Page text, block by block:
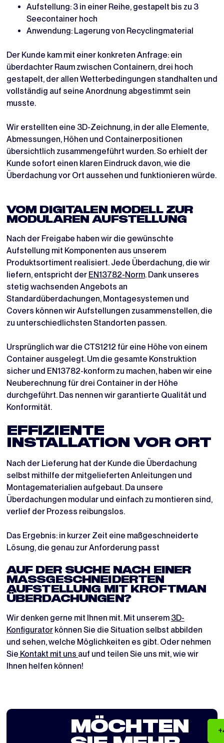
Aufstellung: 3 in einer Reihe, gestapelt bis zu 3
Seecontainer hoch
Anwendung: Lagerung von Recyclingmaterial
Der Kunde kam mit einer konkreten Anfrage: ein
überdachter Raum zwischen Containern, drei hoch
gestapelt, der allen Wetterbedingungen standhalten und
vollständig auf seine Anordnung abgestimmt sein
musste.
Wir erstellten eine 3D-Zeichnung, in der alle Elemente,
Abmessungen, Höhen und Containerpositionen
übersichtlich zusammengeführt wurden. So erhielt der
Kunde sofort einen klaren Eindruck davon, wie die
Überdachung vor Ort aussehen und funktionieren würde.
VOM DIGITALEN MODELL ZUR
MODULAREN AUFSTELLUNG
Nach der Freigabe haben wir die gewünschte
Aufstellung mit Komponenten aus unserem
Produktsortiment realisiert. Jede Überdachung, die wir
liefern, entspricht der EN13782-Norm. Dank unseres
stetig wachsenden Angebots an
Standardüberdachungen, Montagesystemen und
Covers können wir Aufstellungen zusammenstellen, die
zu unterschiedlichsten Standorten passen.
Ursprünglich war die CTS1212 für eine Höhe von einem
Container ausgelegt. Um die gesamte Konstruktion
sicher und EN13782-konform zu machen, haben wir eine
Neuberechnung für drei Container in der Höhe
durchgeführt. Das nennen wir garantierte Qualität und
Konformität.
EFFIZIENTE
INSTALLATION VOR ORT
Nach der Lieferung hat der Kunde die Überdachung
selbst mithilfe der mitgelieferten Anleitungen und
Montagematerialien aufgebaut. Da unsere
Überdachungen modular und einfach zu montieren sind,
verlief der Prozess reibungslos.
Das Ergebnis: in kurzer Zeit eine maßgeschneiderte
Lösung, die genau zur Anforderung passt
AUF DER SUCHE NACH EINER
MASSGESCHNEIDERTEN A
UFSTELLUNG MIT KROFTMAN Ü
BERDACHUNGEN?
Wir denken gerne mit Ihnen mit. Mit unserem 3D-
Konfiguratorkönnen Sie die Situation selbst abbilden
und sehen, welche Möglichkeiten es gibt. Oder nehmen
Sie Kontakt mit uns auf und teilen Sie uns mit, wie wir
Ihnen helfen können!
MÖCHTEN